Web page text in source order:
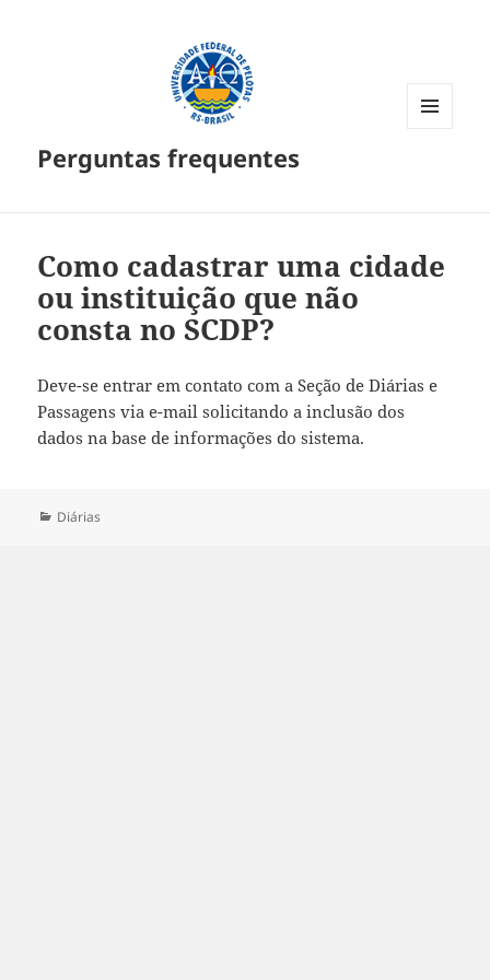
Perguntas frequentes
Como cadastrar uma cidade
ou instituição que não
consta no SCDP?
Deve-se entrar em contato com a Seção de Diárias e
Passagens via e-mail solicitando a inclusão dos
dados na base de informações do sistema.
Categorias
Diárias